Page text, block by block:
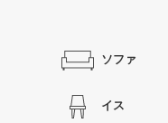
ソファ
イス